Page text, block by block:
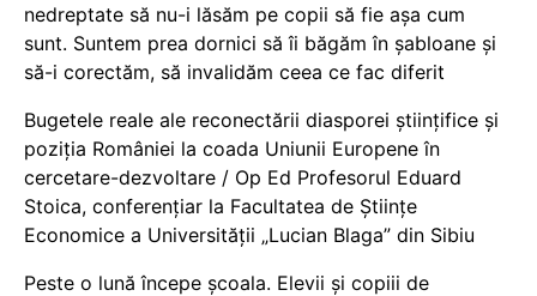
nedreptate să nu-i lăsăm pe copii să fie așa cum
sunt. Suntem prea dornici să îi băgăm în șabloane și
să-i corectăm, să invalidăm ceea ce fac diferit
Bugetele reale ale reconectării diasporei științifice și
poziția României la coada Uniunii Europene în
cercetare-dezvoltare / Op Ed Profesorul Eduard
Stoica, conferențiar la Facultatea de Științe
Economice a Universității „Lucian Blaga” din Sibiu
Peste o lună începe școala. Elevii și copiii de